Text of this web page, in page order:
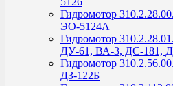
Гидромотор
ЭО-5124А
Гидромотор
ДУ-61, ВА-3, ДС-181,
Гидромотор
ДЗ-122Б